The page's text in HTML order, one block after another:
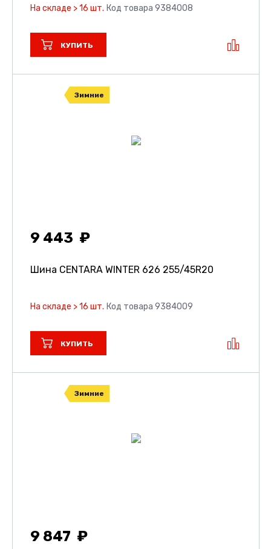
На складе > 16 шт. Код товара 9384008
КУПИТЬ
Зимние
9 443
Шина CENTARA WINTER 626 255/45R20
На складе > 16 шт. Код товара 9384009
КУПИТЬ
Зимние
9 847